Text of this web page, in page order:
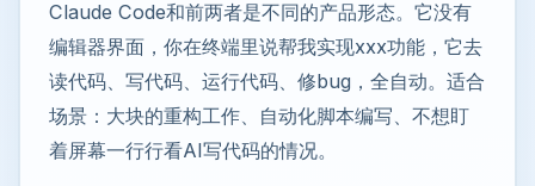
Claude Code和前两者是不同的产品形态。它没有
编辑器界面，你在终端里说帮我实现xxx功能，它去
读代码、写代码、运行代码、修bug，全自动。适合
场景：大块的重构工作、自动化脚本编写、不想盯
着屏幕一行行看AI写代码的情况。